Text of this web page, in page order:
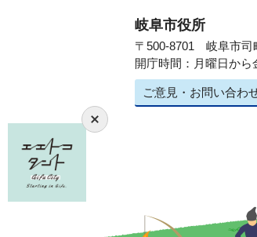
岐阜市役所
〒500-8701 岐阜市
開庁時間：月曜日か
ご意見・お問い合わ